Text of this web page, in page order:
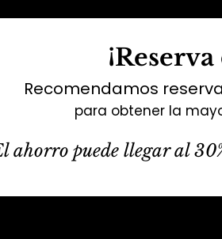
Recomendamos
para obtener la
ahorro puede llegar al